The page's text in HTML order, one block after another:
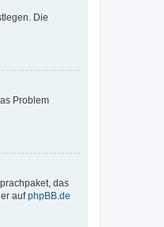
Die
Problem
das
aufphpBB.de